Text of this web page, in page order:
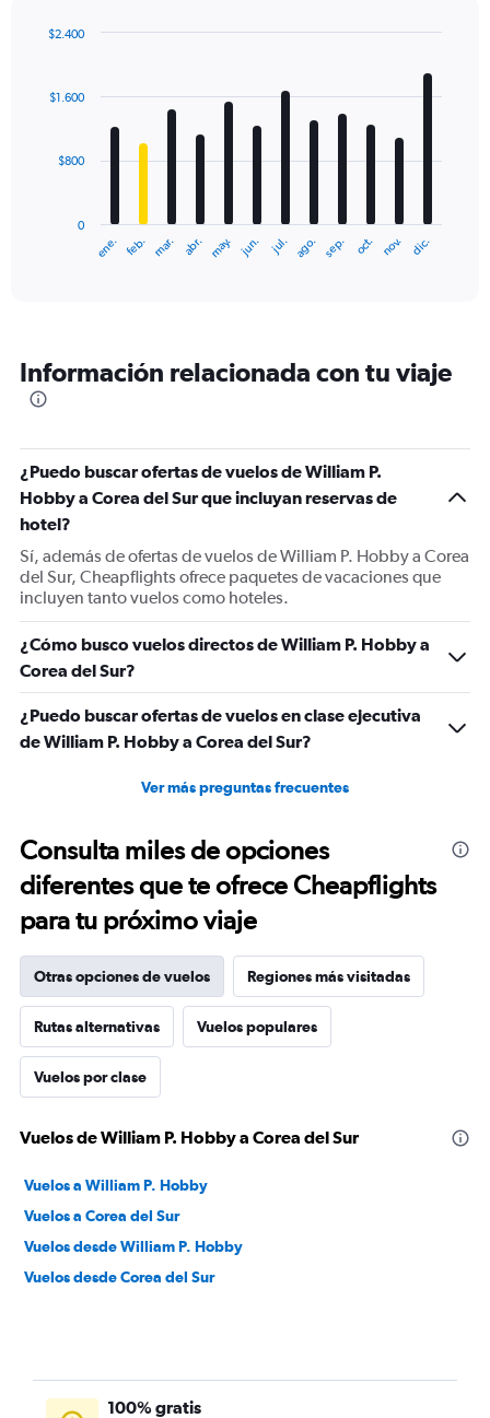
Range:
3600.
with
12
The
categories.
The
Y
axis
displaying
Range:
0
to
2400.
ene. feb. mar. abr. may. jun. jul. ago. sep. oct. nov. dic.
0
$800
$1.600
$2.400
Información relacionada con tu viaje
¿Puedo buscar ofertas de vuelos de William P.
Hobby a Corea del Sur que incluyan reservas de
hotel?
Sí, además de ofertas de vuelos de William P. Hobby a Corea
del Sur, Cheapflights ofrece paquetes de vacaciones que
incluyen tanto vuelos como hoteles.
¿Cómo busco vuelos directos de William P. Hobby a
Corea del Sur?
¿Puedo buscar ofertas de vuelos en clase ejecutiva
de William P. Hobby a Corea del Sur?
Ver más preguntas frecuentes
Consulta miles de opciones
diferentes que te ofrece Cheapflights
para tu próximo viaje
Otras opciones de vuelos Regiones más visitadas
Rutas alternativas Vuelos populares
Vuelos por clase
Vuelos de William P. Hobby a Corea del Sur
Vuelos a William P. Hobby
Vuelos a Corea del Sur
Vuelos desde William P. Hobby
Vuelos desde Corea del Sur
100% gratis